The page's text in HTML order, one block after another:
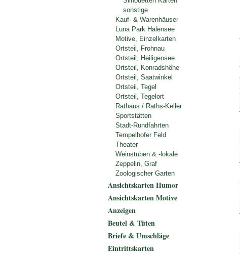
sonstige
Kauf- & Warenhäuser
Luna Park Halensee
Motive, Einzelkarten
Ortsteil, Frohnau
Ortsteil, Heiligensee
Ortsteil, Konradshöhe
Ortsteil, Saatwinkel
Ortsteil, Tegel
Ortsteil, Tegelort
Rathaus / Raths-Keller
Sportstätten
Stadt-Rundfahrten
Tempelhofer Feld
Theater
Weinstuben & -lokale
Zeppelin, Graf
Zoologischer Garten
Ansichtskarten Humor
Ansichtskarten Motive
Anzeigen
Beutel & Tüten
Briefe & Umschläge
Eintrittskarten